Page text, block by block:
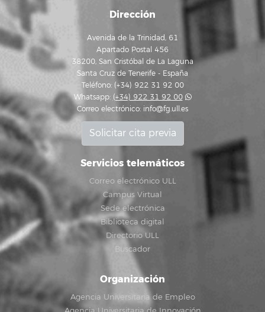
Dirección
Avenida de la Trinidad, 61
Apartado Postal 456
38200, San Cristóbal de La Laguna
Santa Cruz de Tenerife - España
Teléfono: (+34) 922 31 92 00
Whatsapp: (+34) 922 31 92 00
Correo electrónico: info@fg.ull.es
Solicitar cita previa
Servicios telemáticos
Correo electrónico ULL
Campus Virtual
Sede electrónica
Biblioteca digital
Directorio ULL
Buscador
Organización
Agencia Universitaria de Empleo